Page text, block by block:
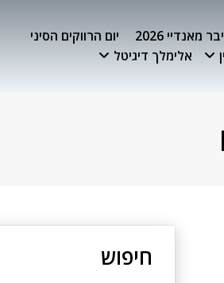
מאנדיי 2026
יום הרווקים הסיני
אלימלך דיגיטל
חיפוש